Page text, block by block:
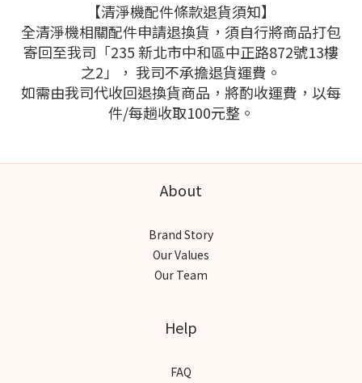
【清淨機配件條款退貨須知】
全清淨機相關配件申請退換貨，須自行將商品打包
寄回至我司「235 新北市中和區中正路872號13樓
之2」， 我司不承擔退貨運費。
如需由我司代收回退換貨商品，將酌收運費，以每
件/每趟收取100元整。
About
Brand Story
Our Values
Our Team
Help
FAQ